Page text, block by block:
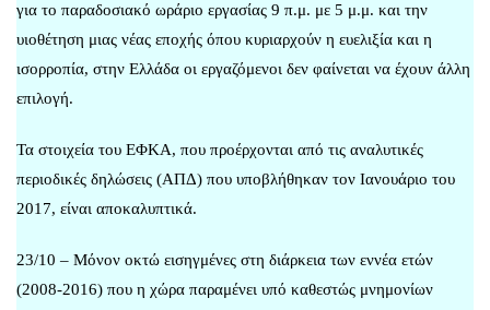
για το παραδοσιακό ωράριο εργασίας 9 π.μ. με 5 μ.μ. και την
υιοθέτηση μιας νέας εποχής όπου κυριαρχούν η ευελιξία και η
ισορροπία, στην Ελλάδα οι εργαζόμενοι δεν φαίνεται να έχουν άλλη
επιλογή.
Τα στοιχεία του ΕΦΚΑ, που προέρχονται από τις αναλυτικές
περιοδικές δηλώσεις (ΑΠΔ) που υποβλήθηκαν τον Ιανουάριο του
2017, είναι αποκαλυπτικά.
23/10 – Μόνον οκτώ εισηγμένες στη διάρκεια των εννέα ετών
(2008-2016) που η χώρα παραμένει υπό καθεστώς μνημονίων